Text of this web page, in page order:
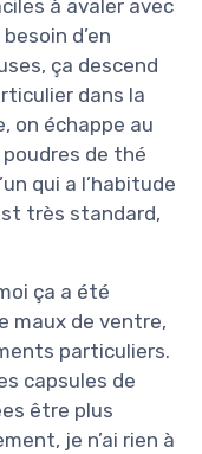
à avaler avec
d’en
ça descend
dans la
on échappe au
de thé
qui a l’habitude
très standard,
ça a été
maux de ventre,
particuliers.
capsules de
être plus
je n’ai rien à